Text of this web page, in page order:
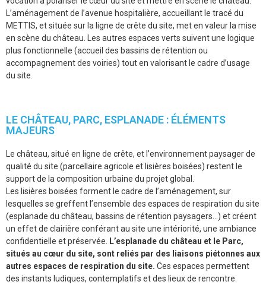
L’aménagement de l’avenue hospitalière, accueillant le tracé du
METTIS, et située sur la ligne de crête du site, met en valeur la mise
en scène du château. Les autres espaces verts suivent une logique
plus fonctionnelle (accueil des bassins de rétention ou
accompagnement des voiries) tout en valorisant le cadre d’usage
du site.
LE CHÂTEAU, PARC, ESPLANADE : ÉLÉMENTS
MAJEURS
Le château, situé en ligne de crête, et l’environnement paysager de
qualité du site (parcellaire agricole et lisières boisées) restent le
support de la composition urbaine du projet global.
Les lisières boisées forment le cadre de l’aménagement, sur
lesquelles se greffent l’ensemble des espaces de respiration du site
(esplanade du château, bassins de rétention paysagers…) et créent
un effet de clairière conférant au site une intériorité, une ambiance
confidentielle et préservée.
L’esplanade du château et le Parc,
situés au cœur du site, sont reliés par des liaisons piétonnes aux
autres espaces de respiration du site. Ces espaces permettent
des instants ludiques, contemplatifs et des lieux de rencontre.